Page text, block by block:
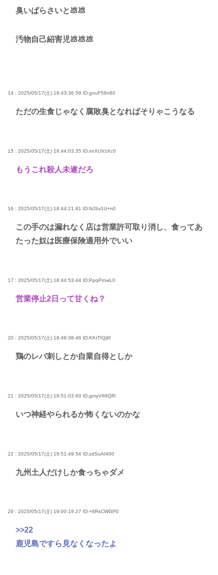
臭いぱらさいと💩💩
汚物自己紹害児💩💩💩
14 : 2025/05/17(土) 18:43:36.59 ID:gnuF56n80
ただの生食じゃなく腐敗臭となればそりゃこうなる
15 : 2025/05/17(土) 18:44:03.35 ID:xnXUVzXc0
もうこれ殺人未遂だろ
16 : 2025/05/17(土) 18:44:21.81 ID:NJSv1U+n0
この手のは漏れなく店は営業許可取り消し、食ってあ
たった奴は医療保険適用外でいい
17 : 2025/05/17(土) 18:44:53.44 ID:PpqPrnwL0
営業停止2日って甘くね？
20 : 2025/05/17(土) 18:49:38.46 ID:KKtTIQjI0
鶏のレバ刺しとか自業自得としか
21 : 2025/05/17(土) 18:51:03.60 ID:gmyV68Qf0
いつ神経やられるか怖くないのかな
22 : 2025/05/17(土) 18:51:49.54 ID:zdSuAI400
九州土人だけしか食っちゃダメ
26 : 2025/05/17(土) 19:00:19.27 ID:+8RsCWGP0
>>22
鹿児島ですら見なくなったよ